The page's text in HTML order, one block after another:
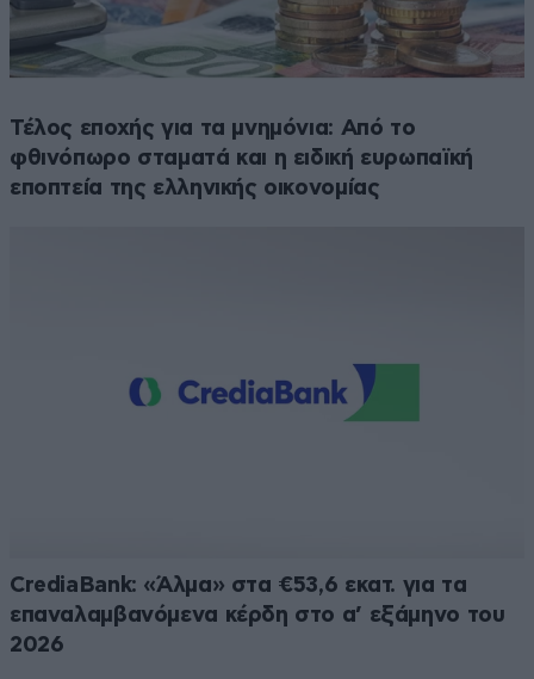
Τέλος εποχής για τα μνημόνια: Από το
φθινόπωρο σταματά και η ειδική ευρωπαϊκή
εποπτεία της ελληνικής οικονομίας
CrediaBank: «Άλμα» στα €53,6 εκατ. για τα
επαναλαμβανόμενα κέρδη στο α’ εξάμηνο του
2026